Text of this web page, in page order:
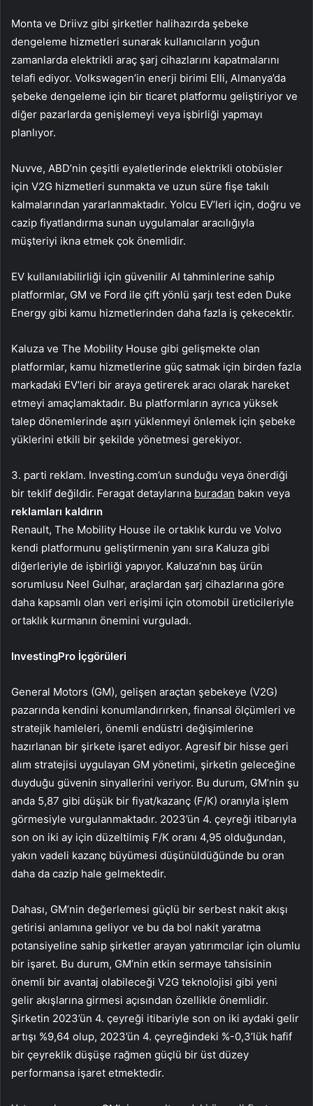
Monta ve Driivz gibi şirketler halihazırda şebeke
dengeleme hizmetleri sunarak kullanıcıların yoğun
zamanlarda elektrikli araç şarj cihazlarını kapatmalarını
telafi ediyor. Volkswagen’in enerji birimi Elli, Almanya’da
şebeke dengeleme için bir ticaret platformu geliştiriyor ve
diğer pazarlarda genişlemeyi veya işbirliği yapmayı
planlıyor.
Nuvve, ABD’nin çeşitli eyaletlerinde elektrikli otobüsler
için V2G hizmetleri sunmakta ve uzun süre fişe takılı
kalmalarından yararlanmaktadır. Yolcu EV’leri için, doğru ve
cazip fiyatlandırma sunan uygulamalar aracılığıyla
müşteriyi ikna etmek çok önemlidir.
EV kullanılabilirliği için güvenilir AI tahminlerine sahip
platformlar, GM ve Ford ile çift yönlü şarjı test eden Duke
Energy gibi kamu hizmetlerinden daha fazla iş çekecektir.
Kaluza ve The Mobility House gibi gelişmekte olan
platformlar, kamu hizmetlerine güç satmak için birden fazla
markadaki EV’leri bir araya getirerek aracı olarak hareket
etmeyi amaçlamaktadır. Bu platformların ayrıca yüksek
talep dönemlerinde aşırı yüklenmeyi önlemek için şebeke
yüklerini etkili bir şekilde yönetmesi gerekiyor.
3. parti reklam. Investing.com’un sunduğu veya önerdiği
bir teklif değildir. Feragat detaylarına buradan bakın veya
reklamları kaldırın
Renault, The Mobility House ile ortaklık kurdu ve Volvo
kendi platformunu geliştirmenin yanı sıra Kaluza gibi
diğerleriyle de işbirliği yapıyor. Kaluza’nın baş ürün
sorumlusu Neel Gulhar, araçlardan şarj cihazlarına göre
daha kapsamlı olan veri erişimi için otomobil üreticileriyle
ortaklık kurmanın önemini vurguladı.
InvestingPro İçgörüleri
General Motors (GM), gelişen araçtan şebekeye (V2G)
pazarında kendini konumlandırırken, finansal ölçümleri ve
stratejik hamleleri, önemli endüstri değişimlerine
hazırlanan bir şirkete işaret ediyor. Agresif bir hisse geri
alım stratejisi uygulayan GM yönetimi, şirketin geleceğine
duyduğu güvenin sinyallerini veriyor. Bu durum, GM’nin şu
anda 5,87 gibi düşük bir fiyat/kazanç (F/K) oranıyla işlem
görmesiyle vurgulanmaktadır. 2023’ün 4. çeyreği itibarıyla
son on iki ay için düzeltilmiş F/K oranı 4,95 olduğundan,
yakın vadeli kazanç büyümesi düşünüldüğünde bu oran
daha da cazip hale gelmektedir.
Dahası, GM’nin değerlemesi güçlü bir serbest nakit akışı
getirisi anlamına geliyor ve bu da bol nakit yaratma
potansiyeline sahip şirketler arayan yatırımcılar için olumlu
bir işaret. Bu durum, GM’nin etkin sermaye tahsisinin
önemli bir avantaj olabileceği V2G teknolojisi gibi yeni
gelir akışlarına girmesi açısından özellikle önemlidir.
Şirketin 2023’ün 4. çeyreği itibariyle son on iki aydaki gelir
artışı %9,64 olup, 2023’ün 4. çeyreğindeki %-0,3’lük hafif
bir çeyreklik düşüşe rağmen güçlü bir üst düzey
performansa işaret etmektedir.